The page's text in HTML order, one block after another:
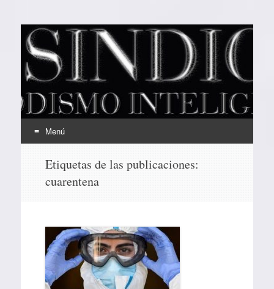
EL SINDICAL
Periodismo Inteligente
Menú
contenido
Etiquetas de las publicaciones:
cuarentena